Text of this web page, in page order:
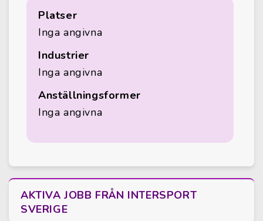
Platser
Inga angivna
Industrier
Inga angivna
Anställningsformer
Inga angivna
AKTIVA JOBB FRÅN INTERSPORT
SVERIGE